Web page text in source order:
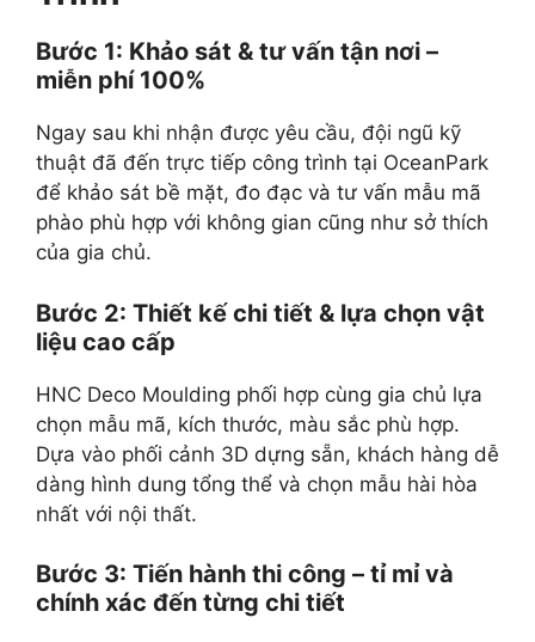
Bước 1: Khảo sát & tư vấn tận nơi –
miễn phí 100%
Ngay sau khi nhận được yêu cầu, đội ngũ kỹ
thuật đã đến trực tiếp công trình tại OceanPark
để khảo sát bề mặt, đo đạc và tư vấn mẫu mã
phào phù hợp với không gian cũng như sở thích
của gia chủ.
Bước 2: Thiết kế chi tiết & lựa chọn vật
liệu cao cấp
HNC Deco Moulding phối hợp cùng gia chủ lựa
chọn mẫu mã, kích thước, màu sắc phù hợp.
Dựa vào phối cảnh 3D dựng sẵn, khách hàng dễ
dàng hình dung tổng thể và chọn mẫu hài hòa
nhất với nội thất.
Bước 3: Tiến hành thi công – tỉ mỉ và
chính xác đến từng chi tiết